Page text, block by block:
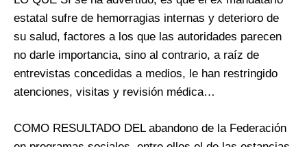
estatal sufre de hemorragias internas y deterioro de
su salud, factores a los que las autoridades parecen
no darle importancia, sino al contrario, a raíz de
entrevistas concedidas a medios, le han restringido
atenciones, visitas y revisión médica…
COMO RESULTADO DEL abandono de la Federación